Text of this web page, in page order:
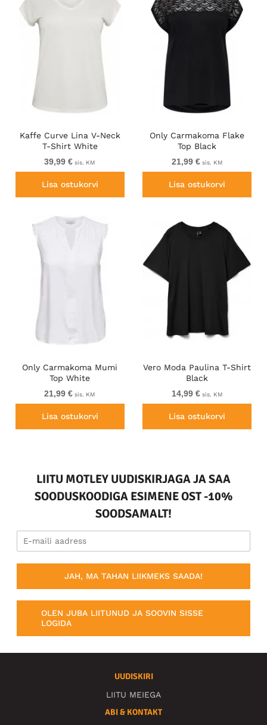
Kaffe Curve Lina V-Neck
T-Shirt White
39,99 € sis. KM
Lisa ostukorvi
Only Carmakoma Flake
Top Black
21,99 €sis. KM
Lisa ostukorvi
Only Carmakoma Mumi
Top White
21,99 € sis. KM
Lisa ostukorvi
Vero Moda Paulina T-Shirt
Black
14,99 €sis. KM
Lisa ostukorvi
LIITU MOTLEY UUDISKIRJAGA JA SAA
SOODUSKOODIGA ESIMENE OST -10%
SOODSAMALT!
JAH, MA TAHAN LIIKMEKS SAADA!
OLEN JUBA LIITUNUD JA SOOVIN SISSE
LOGIDA
UUDISKIRI
LIITU MEIEGA
ABI & KONTAKT